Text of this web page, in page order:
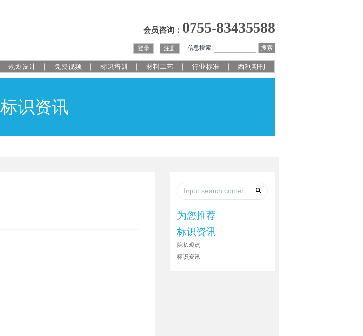
会员咨询： 0755-83435588
信息搜索: 搜索
登录 注册
规划设计 免费视频 标识培训 材料工艺 行业标准 西利期刊
标识资讯
为您推荐
标识资讯
院长观点
标识资讯